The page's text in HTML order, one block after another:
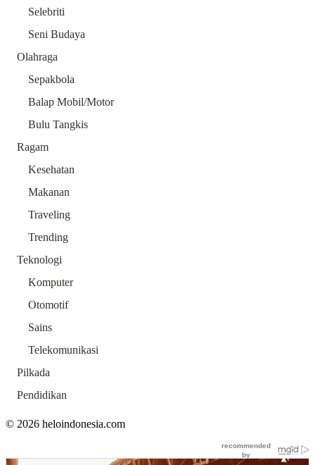
Selebriti
Seni Budaya
Olahraga
Sepakbola
Balap Mobil/Motor
Bulu Tangkis
Ragam
Kesehatan
Makanan
Traveling
Trending
Teknologi
Komputer
Otomotif
Sains
Telekomunikasi
Pilkada
Pendidikan
© 2026 heloindonesia.com